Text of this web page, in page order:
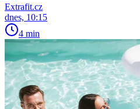
Extrafit.cz
dnes, 10:15
4 min